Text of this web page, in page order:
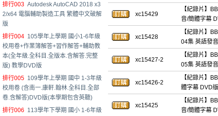
排行003 Autodesk AutoCAD 2018 x3
2/x64 電腦輔助製造工具 繁體中文破解
版
排行004 105學年上學期 國小1-6年級
校用卷+作業簿解答+習作解答+輔助教
本(全年級.全科目.全版本.含解答.完整
版) 教學DVD版
排行005 109學年上學期 國中 1-3年級
校用卷 (含南一.康軒.翰林.全科目.全部
卷.含解答)DVD版(本學期包含英聽)
排行006 113學年下學期 國小 1-6年級
xc15429
【紀錄片】
音/簡體字幕
xc15428
【紀錄片】
04集 英語發
xc15427-2
【紀錄片】
05集 英語發
xc15426-2
【紀錄片】
體字幕 DVD
xc15425
【紀錄片】
音/簡體字幕